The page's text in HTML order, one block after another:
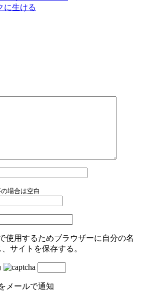
場合は空白
使用するためブラウザーに自分の名
サイトを保存する。
メールで通知